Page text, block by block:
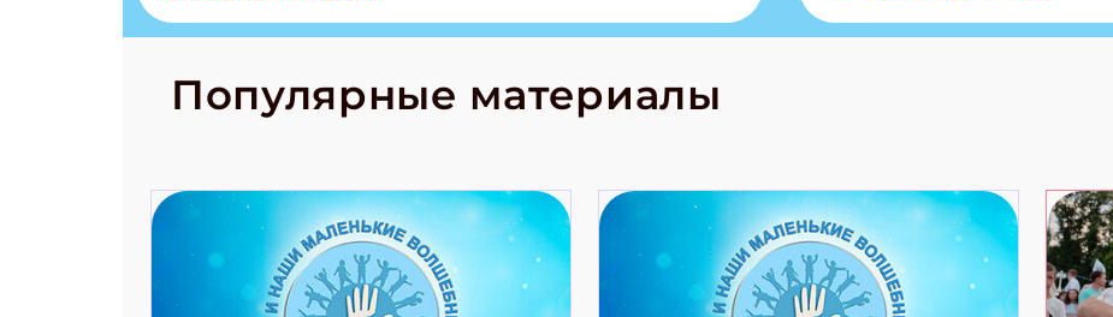
странные слова Традиционные
космические приключения!
Популярные материалы